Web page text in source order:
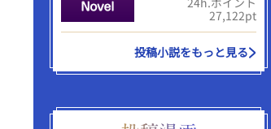
27,122pt
投稿小説をもっと見る